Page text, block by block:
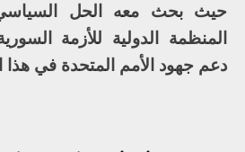
حيث بحث معه الحل
المنظمة الدولية للأزمة
دعم جهود الأمم المتحدة في هذا